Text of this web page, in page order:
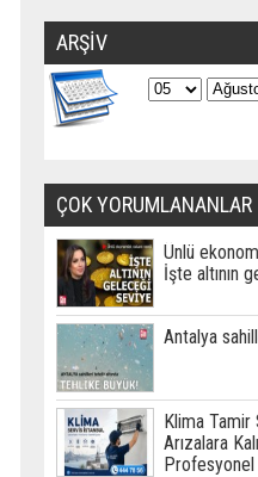
ARŞİV
ÇOK YORUMLANANLAR
Ünlü
İşte altının
Antalya
Klima Tamir
Arızalara